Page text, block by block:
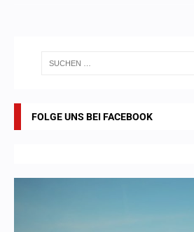
FOLGE UNS BEI FACEBOOK